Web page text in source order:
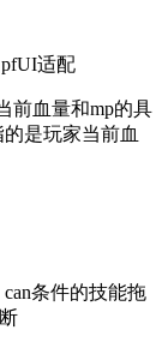
适配
前血量和mp的具
是玩家当前血
can条件的技能拖